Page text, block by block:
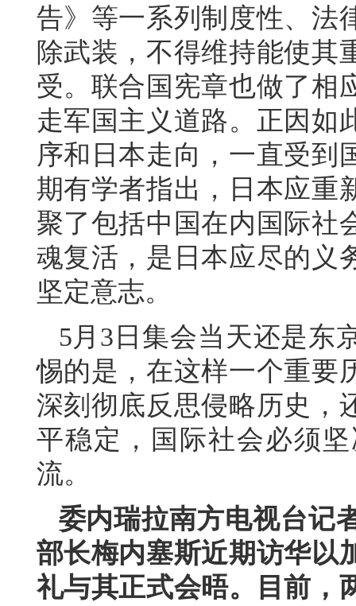
告》等一系列制度性、法
除武装，不得维持能使其
受。联合国宪章也做了相
走军国主义道路。正因如
序和日本走向，一直受到
期有学者指出，日本应重
聚了包括中国在内国际社
魂复活，是日本应尽的义
坚定意志。
5月3日集会当天还是东
惕的是，在这样一个重要
深刻彻底反思侵略历史，
平稳定，国际社会必须
流。
委内瑞拉南方电视台记
部长梅内塞斯近期访华以
礼与其正式会晤。目前，